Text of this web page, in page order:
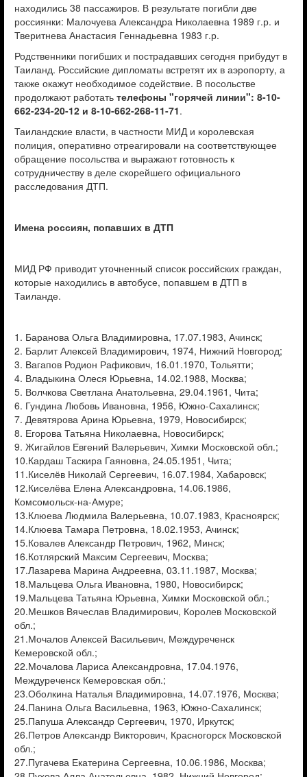
находились 38 пассажиров. В результате погибли две
россиянки: Малочуева Александра Николаевна 1989 г.р. и
Тверитнева Анастасия Геннадьевна 1983 г.р.
Родственники погибших и пострадавших сегодня прибудут в
Таиланд. Российские дипломаты встретят их в аэропорту, а
также окажут необходимое содействие. В посольстве
продолжают работать телефоны "горячей линии": 8-10-
662-234-20-12 и 8-10-662-268-11-71.
Таиландские власти, в частности МИД и королевская
полиция, оперативно отреагировали на соответствующее
обращение посольства и выражают готовность к
сотрудничеству в деле скорейшего официального
расследования ДТП.
Имена россиян, попавших в ДТП
МИД РФ приводит уточненный список российских граждан,
которые находились в автобусе, попавшем в ДТП в
Таиланде.
1. Баранова Ольга Владимировна, 17.07.1983, Ачинск;
2. Барлит Алексей Владимирович, 1974, Нижний Новгород;
3. Вагапов Родион Рафикович, 16.01.1970, Тольятти;
4. Владыкина Олеся Юрьевна, 14.02.1988, Москва;
5. Волчкова Светлана Анатольевна, 29.04.1961, Чита;
6. Гундина Любовь Ивановна, 1956, Южно-Сахалинск;
7. Девятярова Арина Юрьевна, 1979, Новосибирск;
8. Егорова Татьяна Николаевна, Новосибирск;
9. Жигайлов Евгений Валерьевич, Химки Московской обл.;
10.Кардаш Таскира Гаяновна, 24.05.1951, Чита;
11.Киселёв Николай Сергеевич, 16.07.1984, Хабаровск;
12.Киселёва Елена Александровна, 14.06.1986,
Комсомольск-на-Амуре;
13.Клюева Людмила Валерьевна, 10.07.1983, Красноярск;
14.Клюева Тамара Петровна, 18.02.1953, Ачинск;
15.Ковалев Александр Петрович, 1962, Минск;
16.Котлярский Максим Сергеевич, Москва;
17.Лазарева Марина Андреевна, 03.11.1987, Москва;
18.Мальцева Ольга Ивановна, 1980, Новосибирск;
19.Мальцева Татьяна Юрьевна, Химки Московской обл.;
20.Мешков Вячеслав Владимирович, Королев Московской
обл.;
21.Мочалов Алексей Васильевич, Междуреченск
Кемеровской обл.;
22.Мочалова Лариса Александровна, 17.04.1976,
Междуреченск Кемеровская обл.;
23.Оболкина Наталья Владимировна, 14.07.1976, Москва;
24.Панина Ольга Васильевна, 1963, Южно-Сахалинск;
25.Папуша Александр Сергеевич, 1970, Иркутск;
26.Петров Александр Викторович, Красногорск Московской
обл.;
27.Пугачева Екатерина Сергеевна, 10.06.1986, Москва;